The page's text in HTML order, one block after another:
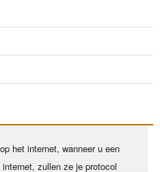
het internet, wanneer u een
zullen ze je protocol